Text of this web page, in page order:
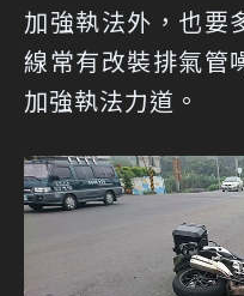
加強執法外，也要
線常有改裝排氣管
加強執法力道。